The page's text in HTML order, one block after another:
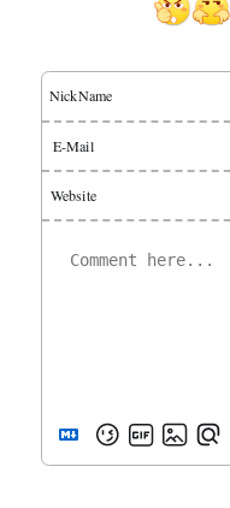
NickName
E-Mail
Website